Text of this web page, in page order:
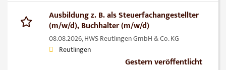
Ausbildung z. B. als Steuerfachangestellter
(m/w/d), Buchhalter (m/w/d)
08.08.2026,HWS Reutlingen GmbH & Co. KG
Reutlingen
Gestern veröffentlicht